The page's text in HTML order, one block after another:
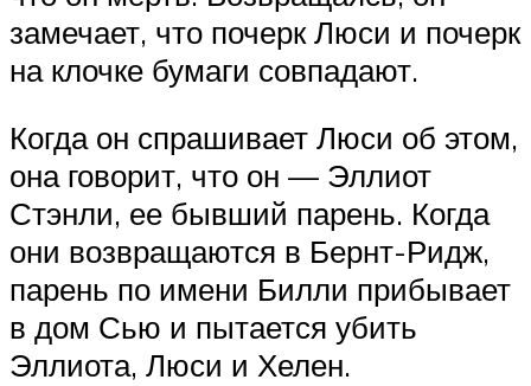
замечает, что почерк Люси и почерк
на клочке бумаги совпадают.
Когда он спрашивает Люси об этом,
она говорит, что он — Эллиот
Стэнли, ее бывший парень. Когда
они возвращаются в Бернт-Ридж,
парень по имени Билли прибывает
в дом Сью и пытается убить
Эллиота, Люси и Хелен.